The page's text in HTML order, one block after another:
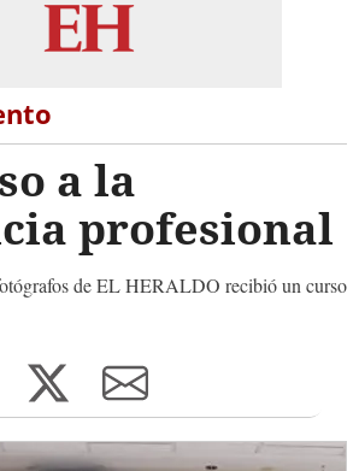
a la
profesional
de EL HERALDO recibió un curso